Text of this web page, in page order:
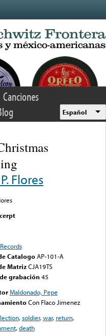
Canciones
Español
Flores
Catalogo AP-101-A
Matriz CJA19TS
grabación 45
Maldonado, Pepe
Con Flaco Jimenez
,soldier,war, return,
,death